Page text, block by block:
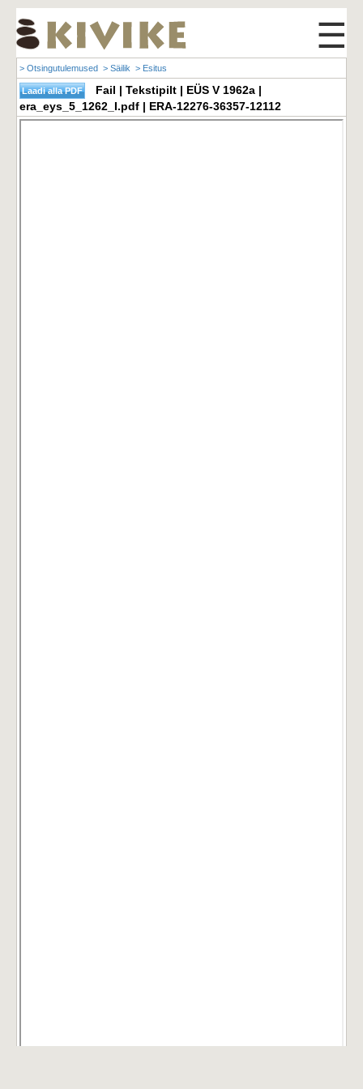
☰
> Otsingutulemused > Säilik > Esitus
Fail | Tekstipilt | EÜS V 1962a |
era_eys_5_1262_I.pdf | ERA-12276-36357-12112